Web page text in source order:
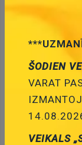
9.5x29.5mm,
Cena:0.68 €
stāvoklis:
26
ŠODIEN
VARAT
VEIKALS